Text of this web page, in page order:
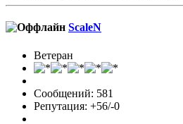
ScaleN
Ветеран
Сообщений: 581
Репутация: +56/-0